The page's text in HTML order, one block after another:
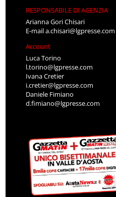
RESPONSABILE DI AGENZIA
Arianna Gori Chisari
E-maila.chisari@lgpresse.com
Account
Luca Torino
l.torino@lgpresse.com
Ivana Cretier
i.cretier@lgpresse.com
Daniele Fimiano
d.fimiano@lgpresse.com